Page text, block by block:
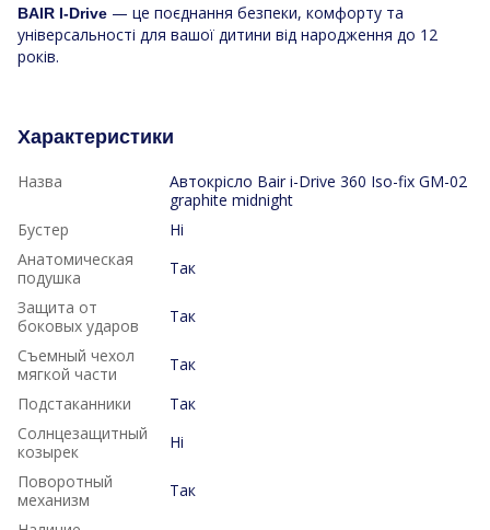
BAIR I-Drive — це поєднання безпеки, комфорту та
універсальності для вашої дитини від народження до 12
років.
Характеристики
Назва
Aвтокрісло Bair i-Drive 360 Iso-fix GM-02
graphite midnight
Бустер
Ні
Анатомическая
подушка
Так
Защита от
боковых ударов
Так
Съемный чехол
мягкой части
Так
Подстаканники
Так
Солнцезащитный
козырек
Ні
Поворотный
механизм
Так